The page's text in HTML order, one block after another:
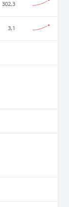
302,3
3,1